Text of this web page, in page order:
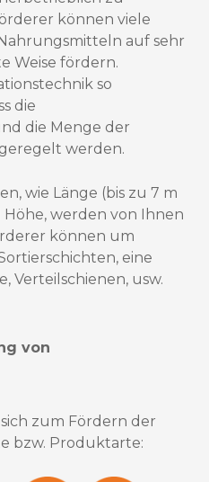
können viele
auf sehr
Weise fördern.
so
die
die Menge der
werden.
wie Länge (bis zu 7 m
werden von Ihnen
können um
eine
Verteilschienen, usw.
von
zum Fördern der
bzw. Produktarte: